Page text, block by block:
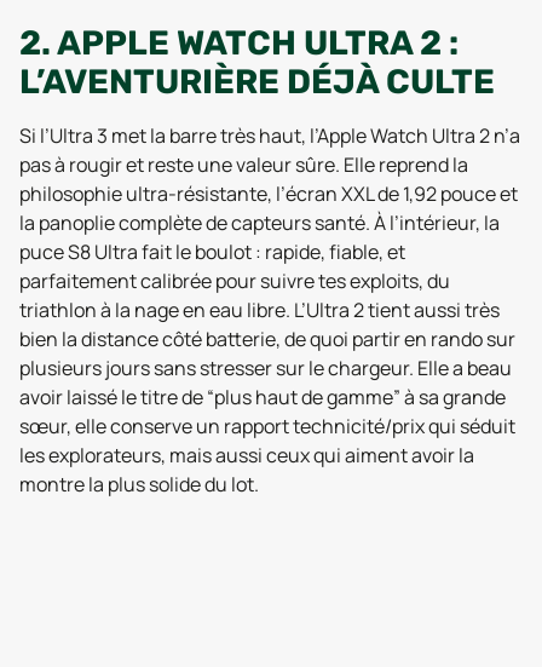
2. APPLE WATCH ULTRA 2 :
L’AVENTURIÈRE DÉJÀ CULTE
Si l’Ultra 3 met la barre très haut, l’Apple Watch Ultra 2 n’a
pas à rougir et reste une valeur sûre. Elle reprend la
philosophie ultra-résistante, l’écran XXL de 1,92 pouce et
la panoplie complète de capteurs santé. À l’intérieur, la
puce S8 Ultra fait le boulot : rapide, fiable, et
parfaitement calibrée pour suivre tes exploits, du
triathlon à la nage en eau libre. L’Ultra 2 tient aussi très
bien la distance côté batterie, de quoi partir en rando sur
plusieurs jours sans stresser sur le chargeur. Elle a beau
avoir laissé le titre de “plus haut de gamme” à sa grande
sœur, elle conserve un rapport technicité/prix qui séduit
les explorateurs, mais aussi ceux qui aiment avoir la
montre la plus solide du lot.